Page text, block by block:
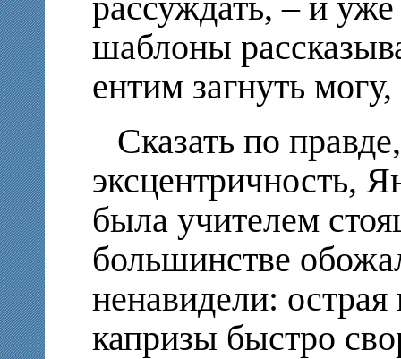
шаблоны
ентим загнуть
Сказать по
эксцентричность,
была учителем
большинстве
ненавидели:
капризы быстро